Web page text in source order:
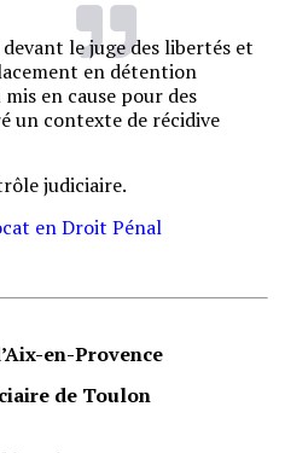
le juge des libertés et
en détention
en cause pour des
un contexte de récidive
judiciaire.
en Droit Pénal
en-Provence
de Toulon